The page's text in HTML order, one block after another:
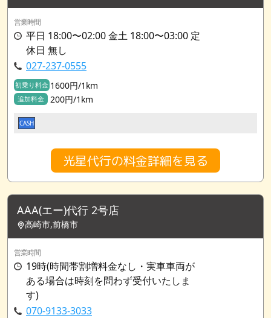
営業時間
平日 18:00〜02:00 金土 18:00〜03:00 定
休日 無し
027-237-0555
初乗り料金 1600円/1km
追加料金 200円/1km
CASH
光星代行の料金詳細を見る
AAA(エー)代行 2号店
高崎市,前橋市
営業時間
19時(時間帯割増料金なし・実車車両が
ある場合は時刻を問わず受付いたしま
す)
070-9133-3033